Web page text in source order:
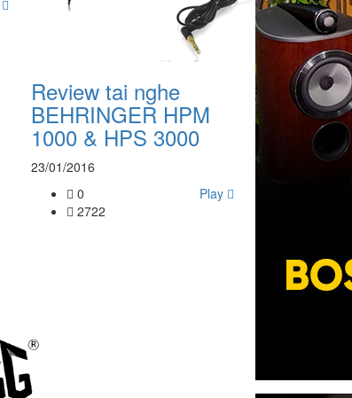
Review tai nghe
BEHRINGER HPM
1000 & HPS 3000
23/01/2016
0
2722
Play